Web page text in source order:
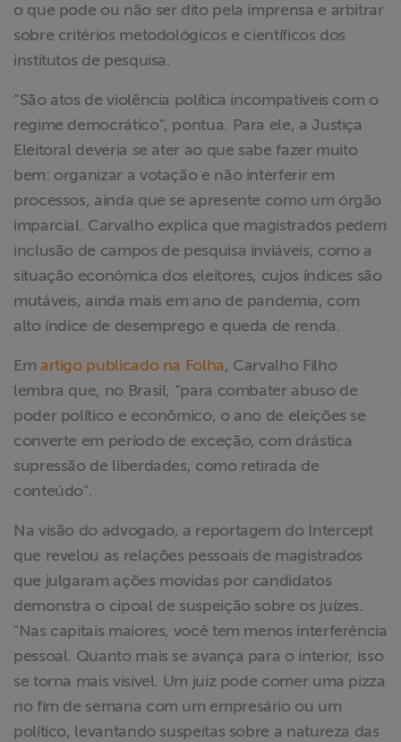
o que pode ou não ser dito pela imprensa e arbitrar
sobre critérios metodológicos e científicos dos
institutos de pesquisa.
“São atos de violência política incompatíveis com o
regime democrático”, pontua. Para ele, a Justiça
Eleitoral deveria se ater ao que sabe fazer muito
bem: organizar a votação e não interferir em
processos, ainda que se apresente como um órgão
imparcial. Carvalho explica que magistrados pedem
inclusão de campos de pesquisa inviáveis, como a
situação econômica dos eleitores, cujos índices são
mutáveis, ainda mais em ano de pandemia, com
alto índice de desemprego e queda de renda.
Em artigo publicado na Folha, Carvalho Filho
lembra que, no Brasil, “para combater abuso de
poder político e econômico, o ano de eleições se
converte em período de exceção, com drástica
supressão de liberdades, como retirada de
conteúdo”.
Na visão do advogado, a reportagem do Intercept
que revelou as relações pessoais de magistrados
que julgaram ações movidas por candidatos
demonstra o cipoal de suspeição sobre os juízes.
"Nas capitais maiores, você tem menos interferência
pessoal. Quanto mais se avança para o interior, isso
se torna mais visível. Um juiz pode comer uma pizza
no fim de semana com um empresário ou um
político, levantando suspeitas sobre a natureza das